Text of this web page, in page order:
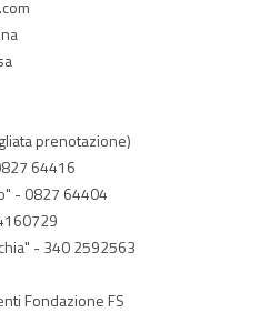
prenotazione)
64416
- 0827 64404
- 340 2592563
Fondazione FS